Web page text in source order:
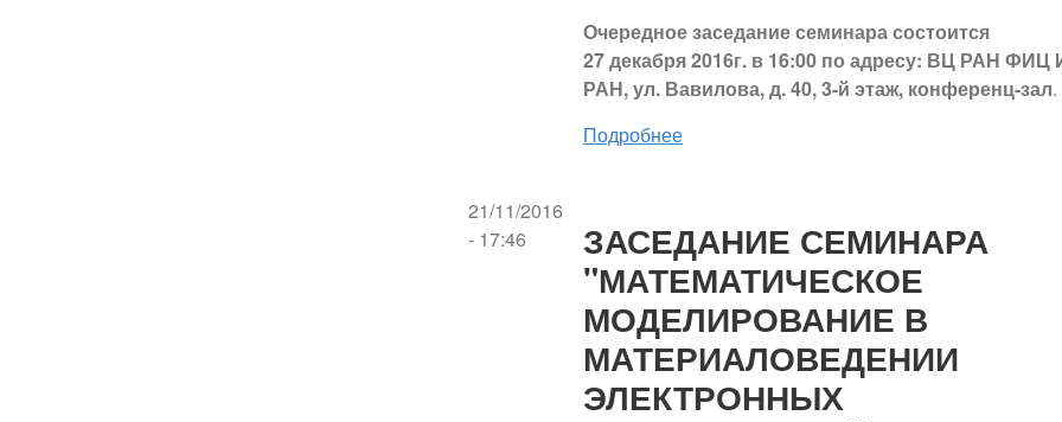
Очередное заседание семинара состоится
27 декабря 2016г. в 16:00 по адресу: ВЦ РАН ФИЦ
РАН, ул. Вавилова, д. 40, 3-й этаж, конференц-зал.
Подробнее
21/11/2016
- 17:46
ЗАСЕДАНИЕ СЕМИНАРА
"МАТЕМАТИЧЕСКОЕ
МОДЕЛИРОВАНИЕ В
МАТЕРИАЛОВЕДЕНИИ
ЭЛЕКТРОННЫХ